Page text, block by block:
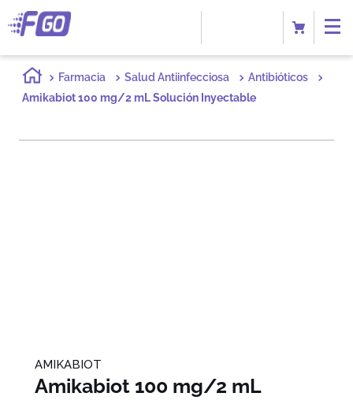
Farmacia Salud Antiinfecciosa
Antibióticos
Amikabiot 100 mg/2 mL Solución Inyectable
AMIKABIOT
Amikabiot 100 mg/2 mL